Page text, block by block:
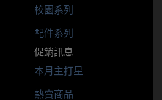
校園系列
配件系列
促銷訊息
本月主打星
熱賣商品